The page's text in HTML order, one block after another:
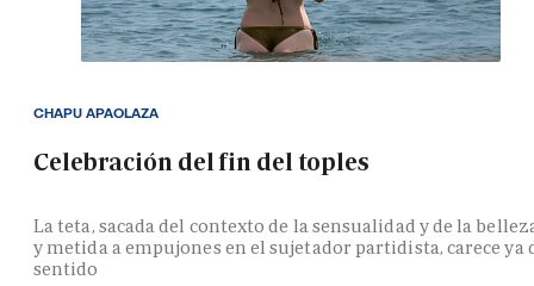
Celebración del fin del toples
La teta, sacada del contexto de la sensualidad y de la
y metida a empujones en el sujetador partidista, carece ya
sentido
CHAPU APAOLAZA